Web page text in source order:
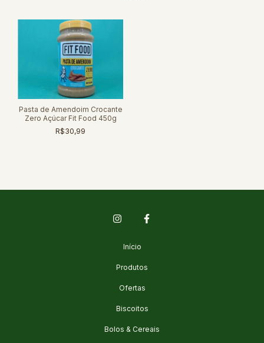
Pasta de Amendoim Crocante
Zero Açúcar Fit Food 450g
R$30,99
Início
Produtos
Ofertas
Biscoitos
Bolos & Cereais